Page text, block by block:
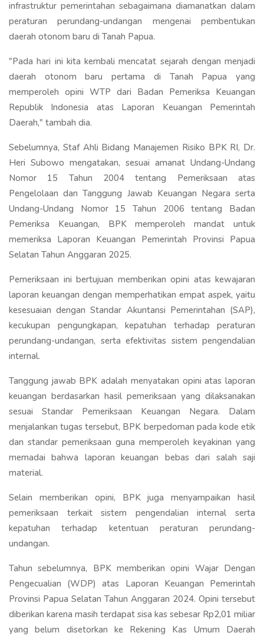
infrastruktur pemerintahan sebagaimana diamanatkan dalam
peraturan perundang-undangan mengenai pembentukan
daerah otonom baru di Tanah Papua.
"Pada hari ini kita kembali mencatat sejarah dengan menjadi
daerah otonom baru pertama di Tanah Papua yang
memperoleh opini WTP dari Badan Pemeriksa Keuangan
Republik Indonesia atas Laporan Keuangan Pemerintah
Daerah," tambah dia.
Sebelumnya, Staf Ahli Bidang Manajemen Risiko BPK RI, Dr.
Heri Subowo mengatakan, sesuai amanat Undang-Undang
Nomor 15 Tahun 2004 tentang Pemeriksaan atas
Pengelolaan dan Tanggung Jawab Keuangan Negara serta
Undang-Undang Nomor 15 Tahun 2006 tentang Badan
Pemeriksa Keuangan, BPK memperoleh mandat untuk
memeriksa Laporan Keuangan Pemerintah Provinsi Papua
Selatan Tahun Anggaran 2025.
Pemeriksaan ini bertujuan memberikan opini atas kewajaran
laporan keuangan dengan memperhatikan empat aspek, yaitu
kesesuaian dengan Standar Akuntansi Pemerintahan (SAP),
kecukupan pengungkapan, kepatuhan terhadap peraturan
perundang-undangan, serta efektivitas sistem pengendalian
internal.
Tanggung jawab BPK adalah menyatakan opini atas laporan
keuangan berdasarkan hasil pemeriksaan yang dilaksanakan
sesuai Standar Pemeriksaan Keuangan Negara. Dalam
menjalankan tugas tersebut, BPK berpedoman pada kode etik
dan standar pemeriksaan guna memperoleh keyakinan yang
memadai bahwa laporan keuangan bebas dari salah saji
material.
Selain memberikan opini, BPK juga menyampaikan hasil
pemeriksaan terkait sistem pengendalian internal serta
kepatuhan terhadap ketentuan peraturan perundang-
undangan.
Tahun sebelumnya, BPK memberikan opini Wajar Dengan
Pengecualian (WDP) atas Laporan Keuangan Pemerintah
Provinsi Papua Selatan Tahun Anggaran 2024. Opini tersebut
diberikan karena masih terdapat sisa kas sebesar Rp2,01 miliar
yang belum disetorkan ke Rekening Kas Umum Daerah